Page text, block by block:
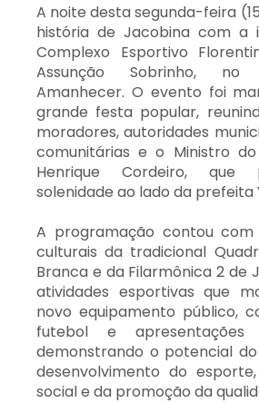
A noite desta segunda-feira
história de Jacobina com a
Complexo Esportivo
Assunção Sobrinho,
Amanhecer. O evento foi
grande festa popular,
moradores, autoridades
comunitárias e o Ministro do
Henrique Cordeiro, que
solenidade ao lado da prefeita
A programação contou com
culturais da tradicional
Branca e da Filarmônica 2 de
atividades esportivas que
novo equipamento público,
futebol e apresentações
demonstrando o potencial
desenvolvimento do
social e da promoção da